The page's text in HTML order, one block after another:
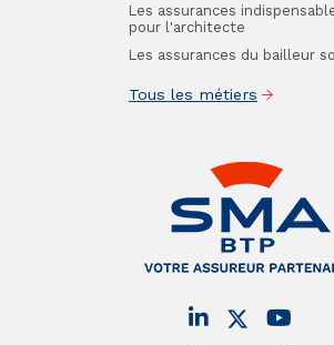
Les assurances
pour l'architecte
Les assurances du bailleur
Tous les métiers